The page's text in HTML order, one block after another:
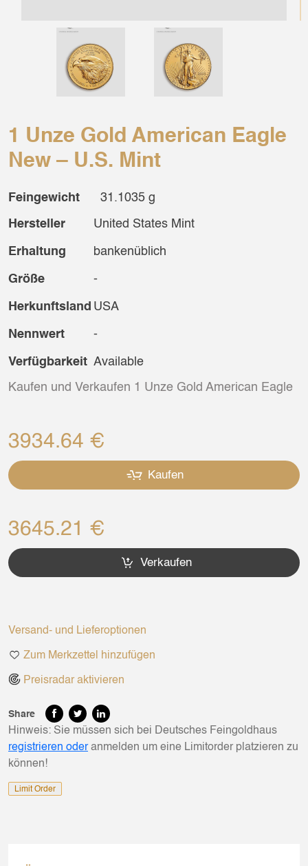
1 Unze Gold American Eagle
New – U.S. Mint
Feingewicht 31.1035 g
Hersteller United States Mint
Erhaltung bankenüblich
Größe -
Herkunftsland USA
Nennwert -
Verfügbarkeit Available
Kaufen und Verkaufen 1 Unze Gold American Eagle
3934.64 €
Kaufen
3645.21 €
Verkaufen
Versand- und Lieferoptionen
Zum Merkzettel hinzufügen
Preisradar aktivieren
Share
Hinweis: Sie müssen sich bei Deutsches Feingoldhaus
registrieren oderanmelden um eine Limitorder platzieren zu
können!
Limit Order